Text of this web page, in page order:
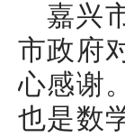
嘉兴
市政府
心感谢
也是数